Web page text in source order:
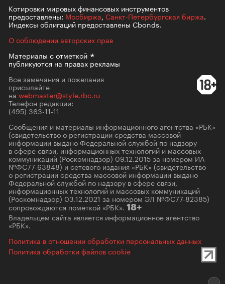
Котировки мировых финансовых инструментов
предоставлены: Мосбиржа, Санкт-Петербургская биржа.
Индексы облигаций предоставлены Cbonds.
О соблюдении авторских прав
Материалы сотметкой
публикуются на правах рекламы
Все замечания и пожелания
присылайте
на webmaster@style.rbc.ru
Телефон редакции:
(495) 363-11-11
Сообщения и материалы информационного агентства «РБК»
(свидетельство о регистрации средства массовой
информации выдано Федеральной службой по надзору
в сфере связи, информационных технологий и массовых
коммуникаций (Роскомнадзор) 09.12.2015 за номером ИА
№ФС77-63848) и сетевого издания «РБК» (свидетельство
о регистрации средства массовой информации выдано
Федеральной службой по надзору в сфере связи,
информационных технологий и массовых коммуникаций
(Роскомнадзор) 03.12.2021 за номером ЭЛ №ФС77-82385)
сопровождаются пометкой «РБК». 18+
Владельцем сайта является информационное агентство
«РБК».
Политика в отношении обработки персональных данных
Политика обработки файлов cookie